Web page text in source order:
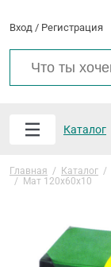
Вход / Регистрация
Каталог
Главная / Каталог /
/ Мат 120х60х10